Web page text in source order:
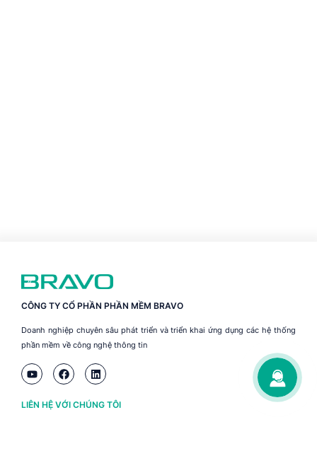
CÔNG TY CỔ PHẦN PHẦN MỀM BRAVO
Doanh nghiệp chuyên sâu phát triển và triển khai ứng dụng các hệ thống
phần mềm về công nghệ thông tin
LIÊN HỆ VỚI CHÚNG TÔI